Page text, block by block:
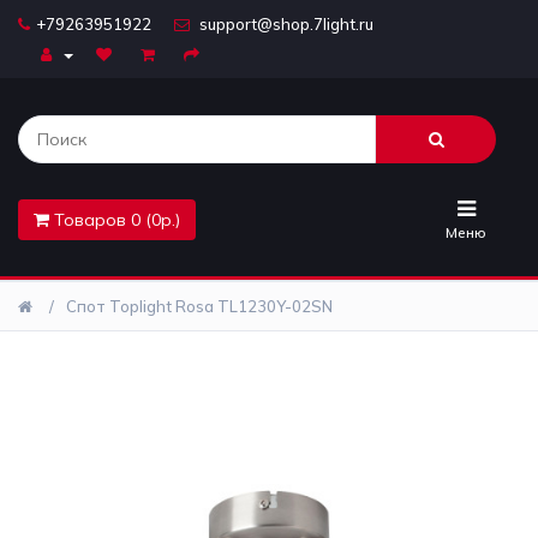
+79263951922 support@shop.7light.ru
Товаров 0 (0р.)
Меню
Комплектующие
Лайтбоксы
Спот Toplight Rosa TL1230Y-02SN